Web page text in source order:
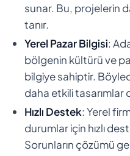
sunar. Bu, projelerin
tanır.
Yerel Pazar Bilgisi:
bölgenin kültürü ve
bilgiye sahiptir.
daha etkili tasarımlar
Hızlı Destek: Yerel
durumlar için hızlı
Sorunların çözümü